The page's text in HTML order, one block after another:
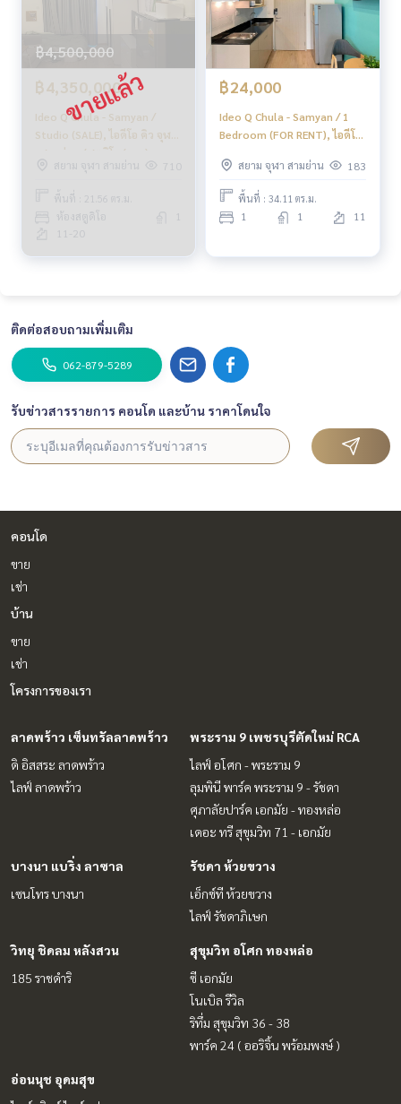
฿4,500,000
฿4,350,000
Ideo Q Chula - Samyan /
Studio (SALE), ไอดีโอ คิว จุฬา
- สามย่าน / สตูดิโอ (ขาย)
DO027สยาม จุฬา สามย่าน 710
พื้นที่ : 21.56 ตร.ม.
ห้องสตูดิโอ
1
11-20
฿24,000
Ideo Q Chula - Samyan / 1
Bedroom (FOR RENT), ไอดีโอ
(เช่า) BJ147
สยาม จุฬา สามย่าน 183
พื้นที่ : 34.11 ตร.ม.
1 1 11
ติดต่อสอบถามเพิ่มเติม
062-879-5289
รับข่าวสารรายการ คอนโด และบ้าน ราคาโดนใจ
คอนโด
ขาย
เช่า
บ้าน
ขาย
เช่า
โครงการของเรา
ลาดพร้าว เซ็นทรัลลาดพร้าว
ดิ อิสสระ ลาดพร้าว
ไลฟ์ ลาดพร้าว
พระราม 9 เพชรบุรีตัดใหม่ RCA
ไลฟ์ อโศก - พระราม 9
ลุมพินี พาร์ค พระราม 9 - รัชดา
ศุภาลัยปาร์ค เอกมัย - ทองหล่อ
เดอะ ทรี สุขุมวิท 71 - เอกมัย
บางนา แบริ่ง ลาซาล
เซนโทร บางนา
รัชดา ห้วยขวาง
เอ็กซ์ที ห้วยขวาง
ไลฟ์ รัชดาภิเษก
วิทยุ ชิดลม หลังสวน
185 ราชดำริ
สุขุมวิท อโศก ทองหล่อ
ซี เอกมัย
โนเบิล รีวิล
ริทึ่ม สุขุมวิท 36 - 38
พาร์ค 24 ( ออริจิ้น พร้อมพงษ์ )
อ่อนนุช อุดมสุข